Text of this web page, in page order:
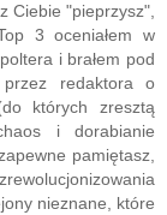
Ciebie "pieprzysz",
3 oceniałem w
i brałem pod
redaktora o
których zresztą
i dorabianie
pamiętasz,
nieznane, które